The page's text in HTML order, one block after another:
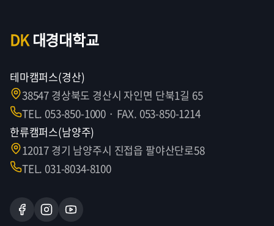
DK대경대학교
테마캠퍼스(경산)
38547 경상북도 경산시 자인면 단북1길 65
TEL. 053-850-1000 · FAX. 053-850-1214
한류캠퍼스(남양주)
12017 경기 남양주시 진접읍 팔야산단로58
TEL. 031-8034-8100